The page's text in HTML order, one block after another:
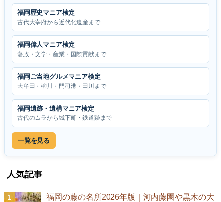
福岡歴史マニア検定
古代大宰府から近代化遺産まで
福岡偉人マニア検定
藩政・文学・産業・国際貢献まで
福岡ご当地グルメマニア検定
大牟田・柳川・門司港・田川まで
福岡遺跡・遺構マニア検定
古代のムラから城下町・鉄道跡まで
一覧を見る
人気記事
福岡の藤の名所2026年版｜河内藤園や黒木の大